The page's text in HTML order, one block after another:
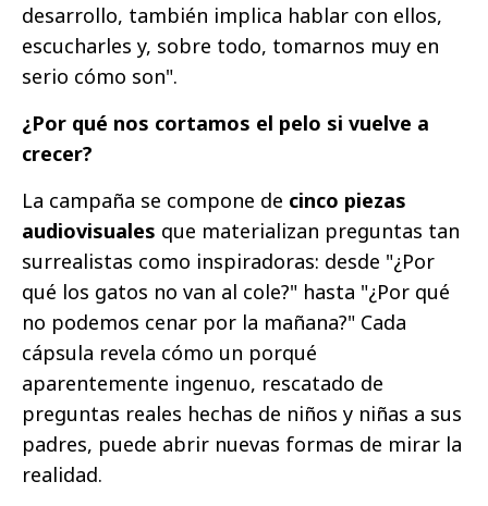
desarrollo, también implica hablar con ellos,
escucharles y, sobre todo, tomarnos muy en
serio cómo son".
¿Por qué nos cortamos el pelo si vuelve a
crecer?
La campaña se compone de cinco piezas
audiovisuales que materializan preguntas tan
surrealistas como inspiradoras: desde "¿Por
qué los gatos no van al cole?" hasta "¿Por qué
no podemos cenar por la mañana?" Cada
cápsula revela cómo un porqué
aparentemente ingenuo, rescatado de
preguntas reales hechas de niños y niñas a sus
padres, puede abrir nuevas formas de mirar la
realidad.